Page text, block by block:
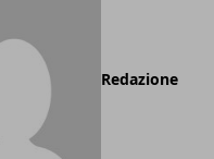
Redazione